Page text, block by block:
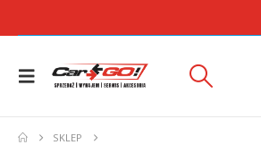
SKLEP